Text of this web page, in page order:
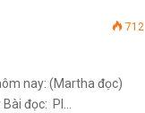
712
nay: (Martha đọc)
Bài đọc: Pl…